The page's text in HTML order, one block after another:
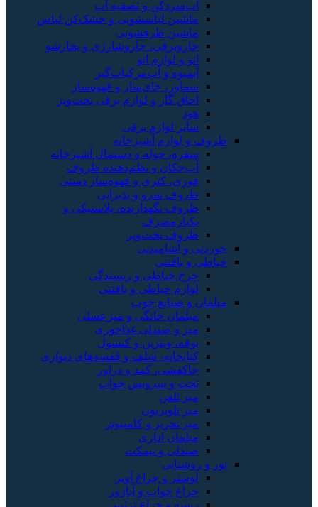
آب‌سردکن و تصفیه آب
ماشین لباسشویی و خشک‌کن لباس
ماشین ظرفشویی
جاروبرقی، جاروشارژی و بخارشو
اتو و لوازم اتو
آبمیوه و آب‌مرکبات‌گیر
سماور، چای‌ساز و قهوه‌ساز
اجاق گاز و لوازم برقی پخت‌وپز
هود
سایر لوازم برقی
ظروف و لوازم آشپزخانه
سفره، حوله و دستمال آشپزخانه
آب‌چکان و نظم‌دهنده ظروف
قوری، کتری و قهوه‌ساز دستی
ظروف سرو و پذیرایی
ظروف نگهدارنده، پلاستیکی و
یکبارمصرف
ظروف پخت‌وپز
خوردنی و آشامیدنی
خیاطی و بافتنی
چرخ خیاطی و ریسندگی
لوازم خیاطی و بافتنی
مبلمان و صنایع چوب
مبلمان خانگی و میزعسلی
میز و صندلی غذاخوری
بوفه، ویترین و کنسول
کتابخانه، شلف و قفسه‌های دیواری
جاکفشی، کمد و دراور
تخت و سرویس خواب
میز تلفن
میز تلویزیون
میز تحریر و کامپیوتر
مبلمان اداری
صندلی و نیمکت
نور و روشنایی
لوستر و چراغ آویز
چراغ خواب و آباژور